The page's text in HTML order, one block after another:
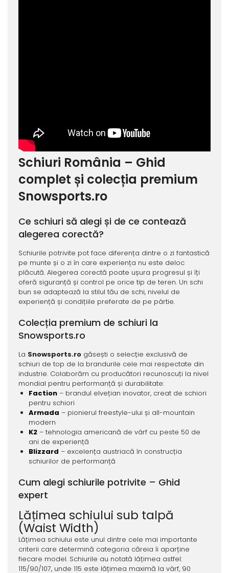
Schiuri România – Ghid
complet și colecția premium
Snowsports.ro
Ce schiuri să alegi și de ce contează
alegerea corectă?
Schiurile potrivite pot face diferența dintre o zi fantastică
pe munte și o zi în care experiența nu este deloc
plăcută. Alegerea corectă poate ușura progresul și îți
oferă siguranță și control pe orice tip de teren. Un schi
bun se adaptează la stilul tău de schi, nivelul de
experiență și condițiile preferate de pe pârtie.
Colecția premium de schiuri la
Snowsports.ro
La Snowsports.rogăsești o selecție exclusivă de
schiuri de top de la brandurile cele mai respectate din
industrie. Colaborăm cu producători recunoscuți la nivel
mondial pentru performanță și durabilitate:
Faction– brandul elvețian inovator, creat de schiori
pentru schiori
Armada – pionierul freestyle-ului și all-mountain
modern
K2– tehnologia americană de vârf cu peste 50 de
ani de experiență
Blizzard – excelența austriacă în construcția
schiurilor de performanță
Cum alegi schiurile potrivite – Ghid
expert
Lățimea schiului sub talpă
(Waist Width)
Lățimea schiului este unul dintre cele mai importante
criterii care determină categoria căreia îi aparține
fiecare model. Schiurile au notată lățimea astfel:
115/90/107, unde 115 este lățimea maximă la vârf, 90